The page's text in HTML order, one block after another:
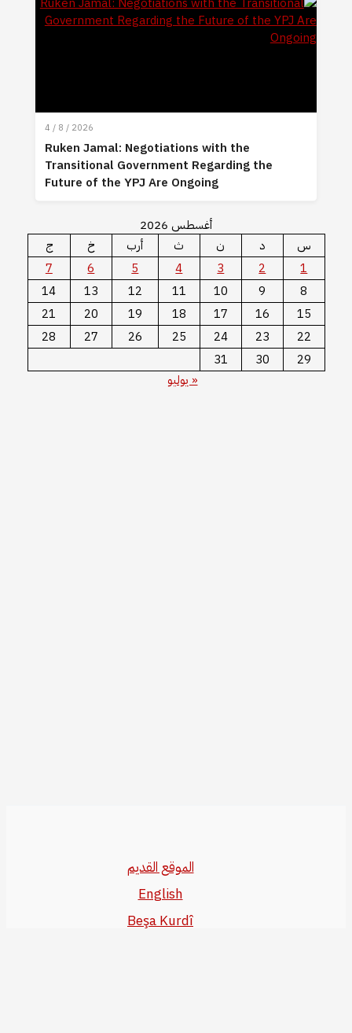
4 / 8 / 2026
Ruken Jamal: Negotiations with the
Transitional Government Regarding the
Future of the YPJ Are Ongoing
أغسطس 2026
س
د ن ث أرب خ
ج
1
2
3
4
5
6
7
8
9
10
11
12
13
14
15
16
17
18
19
20
21
22
23
24
25
26
27
28
29
30
31
« يوليو
الموقع القديم
English
Beşa Kurdî